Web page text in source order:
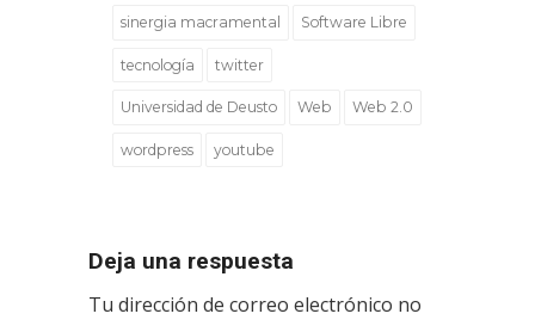
sinergia macramental Software Libre
tecnología twitter
Universidad de Deusto Web Web 2.0
wordpress youtube
Deja una respuesta
Tu dirección de correo electrónico no